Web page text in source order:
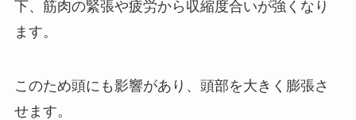
下、筋肉の緊張や疲労から収縮度合いが強くなり
ます。
このため頭にも影響があり、頭部を大きく膨張さ
せます。